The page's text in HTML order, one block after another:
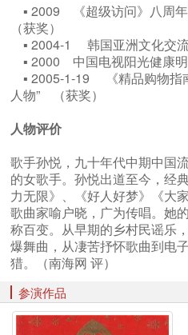
▪ 2009 《超级访问》八周年
（获奖）
▪ 2004-1 ​ 韩国亚洲文化交
▪ 2000 中国电视阳光健康
▪ 2005-1-19 ​《精品购物指
人物” （获奖）
人物评价
歌手孙悦，九十年代中期中国
的女歌手。孙悦出道至今，经
力无限》、《好人好梦》《大
歌曲家喻户晓，广为传唱。她
称百变。从早期的乡村民谣乐
爆舞曲，从凄苦抒怀歌曲到电
猎。（南海网 评）
参演作品